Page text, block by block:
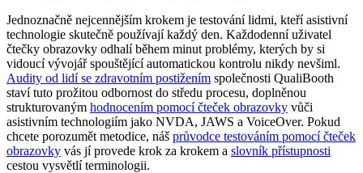
Jednoznačně nejcennějším krokem je testování lidmi, kteří asistivní
technologie skutečně používají každý den. Každodenní uživatel
čtečky obrazovky odhalí během minut problémy, kterých by si
vidoucí vývojář spouštějící automatickou kontrolu nikdy nevšiml.
Audity od lidí se zdravotním postižením společnosti QualiBooth
staví tuto prožitou odbornost do středu procesu, doplněnou
strukturovaným hodnocením pomocí čteček obrazovky vůči
asistivním technologiím jako NVDA, JAWS a VoiceOver. Pokud
chcete porozumět metodice, náš průvodce testováním pomocí čteček
obrazovky vás jí provede krok za krokem a slovník přístupnosti
cestou vysvětlí terminologii.